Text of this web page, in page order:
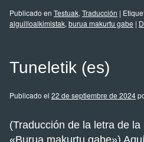
Publicado en Testuak, Traducción |
alguilloalkimistak, burua makurtu gabe |
Tuneletik (es)
Publicado el 22 de septiembre de 2024
(Traducción de la letra de
«Burua makurtu gabe»)